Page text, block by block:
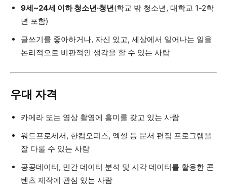
9세~24세 이하 청소년·청년(학교 밖 청소년, 대학교 1-2학
년 포함)
글쓰기를 좋아하거나, 자신 있고, 세상에서 일어나는 일을
논리적으로 비판적인 생각을 할 수 있는 사람
우대 자격
카메라 또는 영상 촬영에 흥미를 갖고 있는 사람
워드프로세서, 한컴오피스, 엑셀 등 문서 편집 프로그램을
잘 다룰 수 있는 사람
공공데이터, 민간 데이터 분석 및 시각 데이터를 활용한 콘
텐츠 제작에 관심 있는 사람